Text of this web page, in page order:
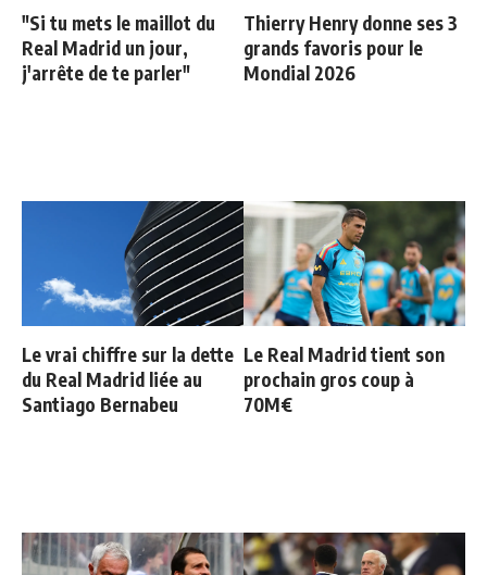
"Si tu mets le maillot du
Real Madrid un jour,
j'arrête de te parler"
Thierry Henry donne ses 3
grands favoris pour le
Mondial 2026
Le vrai chiffre sur la dette
du Real Madrid liée au
Santiago Bernabeu
Le Real Madrid tient son
prochain gros coup à
70M€